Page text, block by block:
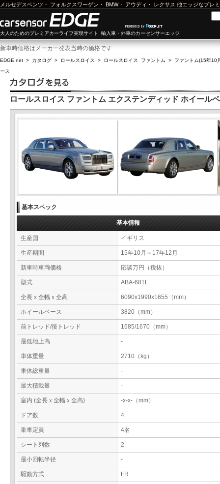
メルセデスベンツ ・ フォルクスワーゲン ・ BMW・ アウディ ・ レクサス 他エッジなプレ
大人のためのプレミアカーライフ実現サイト 輸入車・外車のカーセンサーエッジ
新車時価格はメーカー発表当時の価格です
EDGE.net > カタログ > ロールスロイス > ロールスロイス ファントム > ファントム(15年10
ース
ロールスロイス ファントム エクステンディッド ホイール
基本スペック
基本情報
生産国 イギリス
生産期間 15年10月～17年12月
新車時車両価格 応談万円（税抜）
型式 ABA-681L
全長ｘ全幅ｘ全高 6090x1990x1655（mm）
ホイールベース 3820（mm）
前トレッド/後トレッド 1685/1670（mm）
最低地上高 -
車体重量 2710（kg）
車体総重量 -
最大積載量 -
室内 (全長ｘ全幅ｘ全高) -x-x-（mm）
ドア数 4
乗車定員 4名
シート列数 2
最小回転半径 -
駆動方式 FR